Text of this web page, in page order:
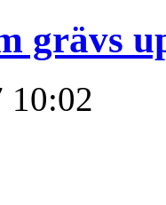
grävs
10:02